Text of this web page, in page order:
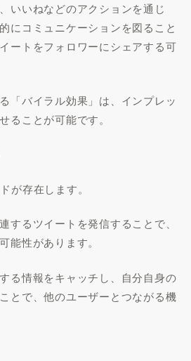
いいねなどのアクションを通じ
にコミュニケーションを図ること
ートをフォロワーにシェアする可
「バイラル効果」は、インプレッ
ることが可能です。
が存在します。
するツイートを発信することで、
能性があります。
る情報をキャッチし、自分自身の
とで、他のユーザーとつながる機